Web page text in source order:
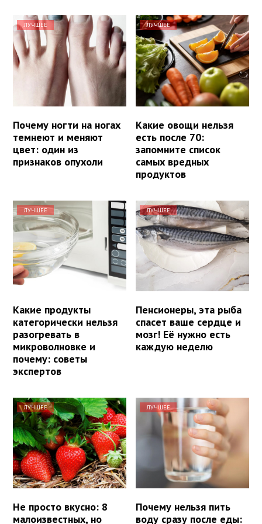
ЛУЧШЕЕ
Почему ногти на ногах
темнеют и меняют
цвет: один из
признаков опухоли
ЛУЧШЕЕ
Какие овощи нельзя
есть после 70:
запомните список
самых вредных
продуктов
ЛУЧШЕЕ
Какие продукты
категорически нельзя
разогревать в
микроволновке и
почему: советы
экспертов
ЛУЧШЕЕ
Пенсионеры, эта рыба
спасет ваше сердце и
мозг! Её нужно есть
каждую неделю
ЛУЧШЕЕ
Не просто вкусно: 8
малоизвестных, но
ЛУЧШЕЕ
Почему нельзя пить
воду сразу после еды: